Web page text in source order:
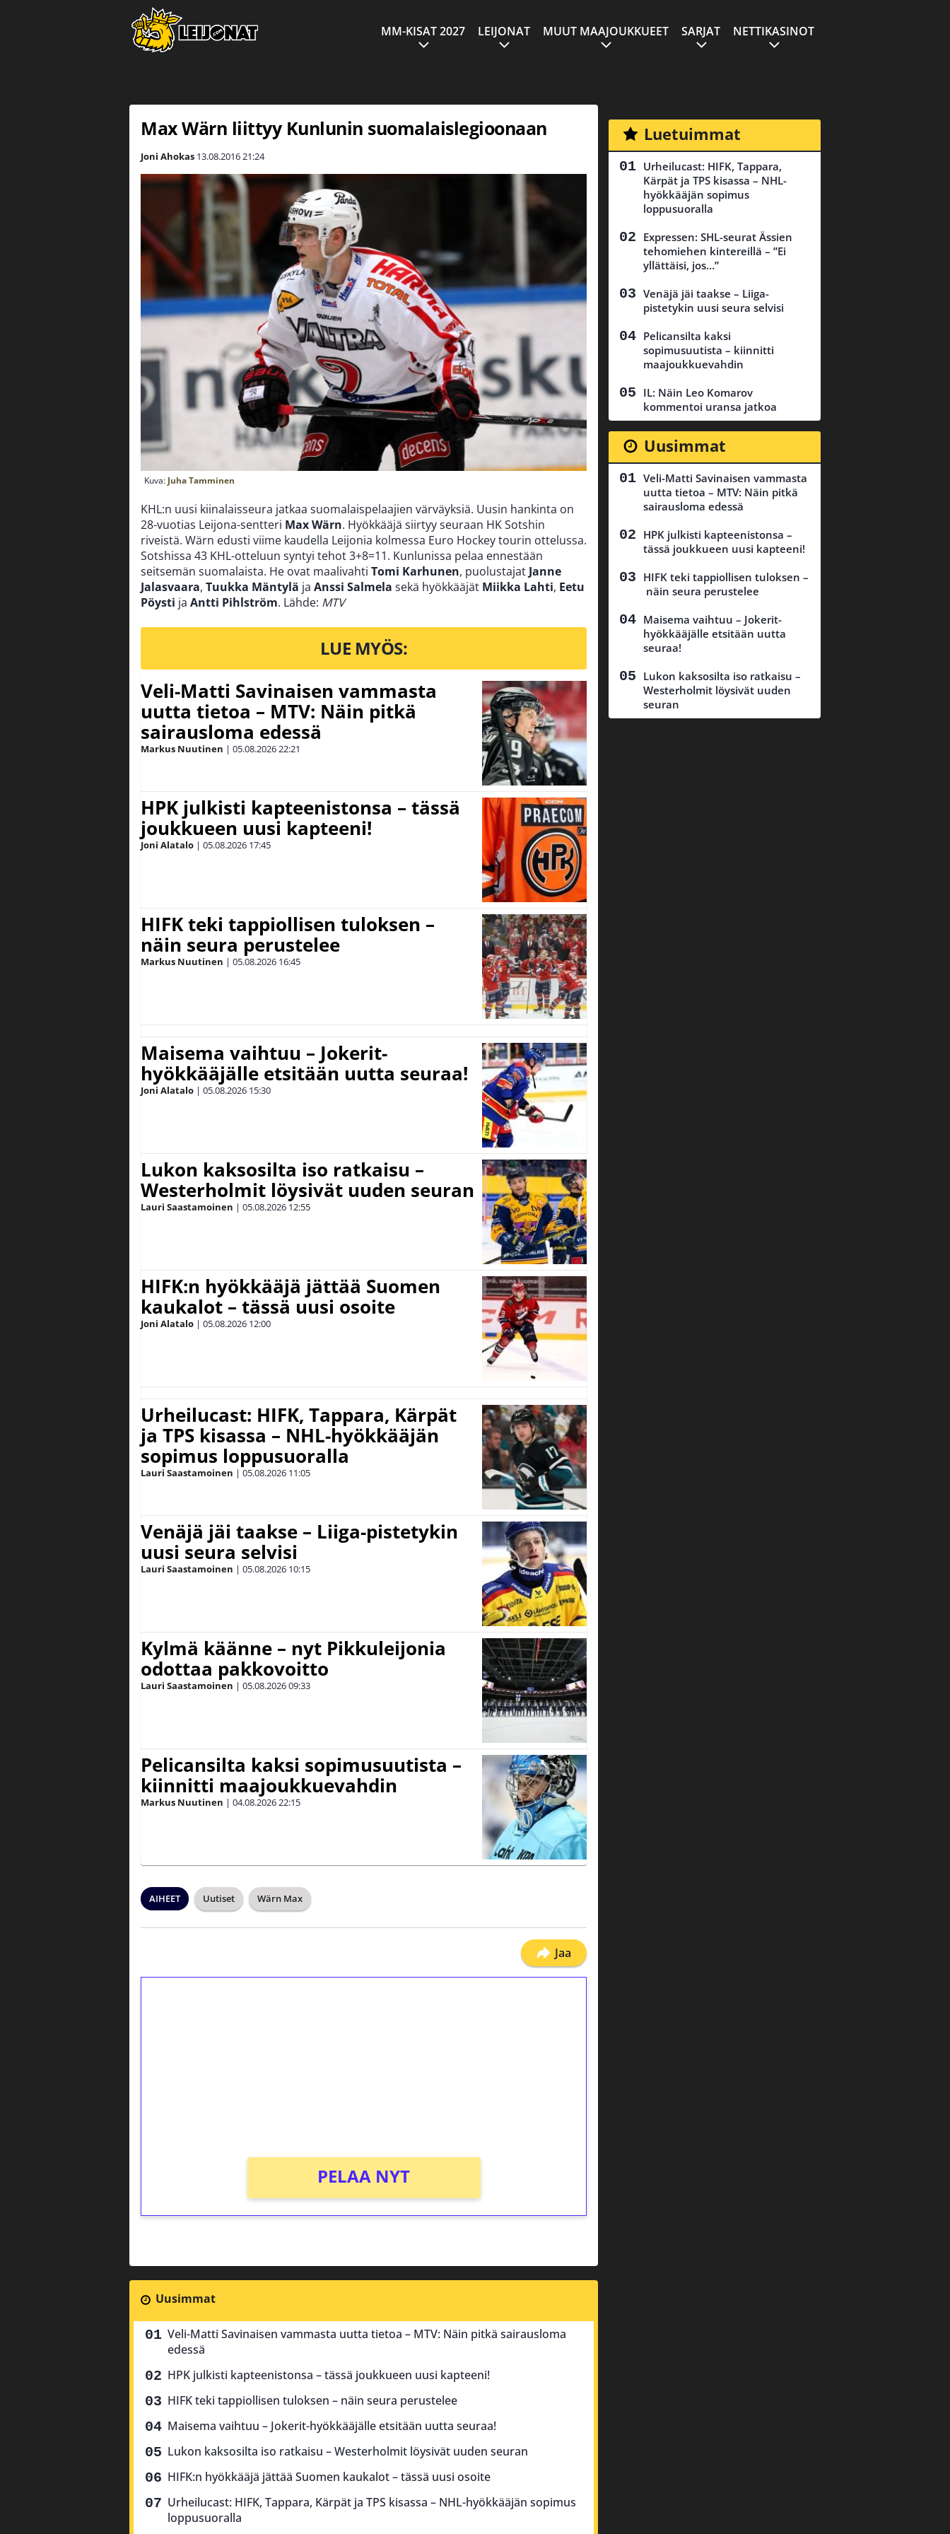
MM-KISAT 2027 LEIJONAT MUUT MAAJOUKKUEET SARJAT NETTIKASINOT
Max Wärn liittyy Kunlunin suomalaislegioonaan
Joni Ahokas 13.08.201621:24
Kuva: Juha Tamminen
KHL:n uusi kiinalaisseura jatkaa suomalaispelaajien värväyksiä. Uusin hankinta on
28-vuotias Leijona-sentteri Max Wärn. Hyökkääjä siirtyy seuraan HK Sotshin
riveistä. Wärn edusti viime kaudella Leijonia kolmessa Euro Hockey tourin ottelussa.
Sotshissa 43 KHL-otteluun syntyi tehot 3+8=11. Kunlunissa pelaa ennestään
seitsemän suomalaista. He ovat maalivahti Tomi Karhunen, puolustajat Janne
Jalasvaara, Tuukka Mäntylä ja Anssi Salmela sekä hyökkääjät Miikka Lahti, Eetu
Pöysti ja Antti Pihlström. Lähde: MTV
LUE MYÖS:
Veli-Matti Savinaisen vammasta
uutta tietoa – MTV: Näin pitkä
sairausloma edessä
Markus Nuutinen | 05.08.202622:21
HPK julkisti kapteenistonsa – tässä
joukkueen uusi kapteeni!
Joni Alatalo | 05.08.2026 17:45
HIFK teki tappiollisen tuloksen –
näin seura perustelee
Markus Nuutinen | 05.08.2026 16:45
Maisema vaihtuu – Jokerit-
hyökkääjälle etsitään uutta seuraa!
Joni Alatalo | 05.08.2026 15:30
Lukon kaksosilta iso ratkaisu –
Westerholmit löysivät uuden seuran
Lauri Saastamoinen | 05.08.2026 12:55
HIFK:n hyökkääjä jättää Suomen
kaukalot – tässä uusi osoite
Joni Alatalo | 05.08.2026 12:00
Urheilucast: HIFK, Tappara, Kärpät
ja TPS kisassa – NHL-hyökkääjän
sopimus loppusuoralla
Lauri Saastamoinen | 05.08.2026 11:05
Venäjä jäi taakse – Liiga-pistetykin
uusi seura selvisi
Lauri Saastamoinen | 05.08.2026 10:15
Kylmä käänne – nyt Pikkuleijonia
odottaa pakkovoitto
Lauri Saastamoinen | 05.08.202609:33
Pelicansilta kaksi sopimusuutista –
kiinnitti maajoukkuevahdin
Markus Nuutinen | 04.08.202622:15
AIHEET Uutiset Wärn Max
Jaa
PELAA NYT
Uusimmat
Veli-Matti Savinaisen vammasta uutta tietoa – MTV: Näin pitkä sairausloma
edessä
HPK julkisti kapteenistonsa – tässä joukkueen uusi kapteeni!
HIFK teki tappiollisen tuloksen – näin seura perustelee
Maisema vaihtuu – Jokerit-hyökkääjälle etsitään uutta seuraa!
Lukon kaksosilta iso ratkaisu – Westerholmit löysivät uuden seuran
HIFK:n hyökkääjä jättää Suomen kaukalot – tässä uusi osoite
Urheilucast: HIFK, Tappara, Kärpät ja TPS kisassa – NHL-hyökkääjän sopimus
loppusuoralla
Luetuimmat
Urheilucast: HIFK, Tappara,
Kärpät ja TPS kisassa – NHL-
hyökkääjän sopimus
loppusuoralla
Expressen: SHL-seurat Ässien
tehomiehen kintereillä – ”Ei
yllättäisi, jos…”
Venäjä jäi taakse – Liiga-
pistetykin uusi seura selvisi
Pelicansilta kaksi
sopimusuutista – kiinnitti
maajoukkuevahdin
IL: Näin Leo Komarov
kommentoi uransa jatkoa
Uusimmat
Veli-Matti Savinaisen vammasta
uutta tietoa – MTV: Näin pitkä
sairausloma edessä
HPK julkisti kapteenistonsa –
tässä joukkueen uusi kapteeni!
HIFK teki tappiollisen tuloksen –
näin seura perustelee
Maisema vaihtuu – Jokerit-
hyökkääjälle etsitään uutta
seuraa!
Lukon kaksosilta iso ratkaisu –
Westerholmit löysivät uuden
seuran